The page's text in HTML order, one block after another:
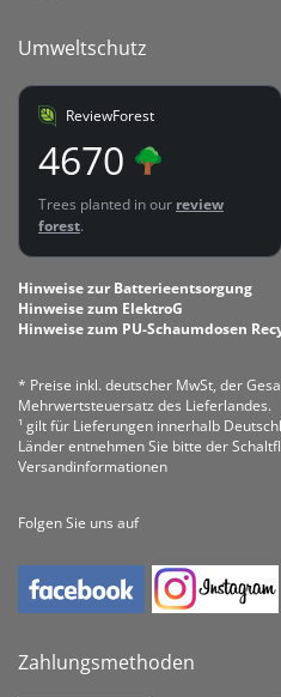
Umweltschutz
ReviewForest
4670
Trees planted in our review
forest.
Hinweise zur Batterieentsorgung
Hinweise zum ElektroG
Hinweise zum PU-Schaumdosen
* Preise inkl. deutscher MwSt, der
Mehrwertsteuersatz des Lieferlandes.
¹ gilt für Lieferungen innerhalb
Länder entnehmen Sie bitte der
Versandinformationen
Folgen Sie uns auf
Zahlungsmethoden